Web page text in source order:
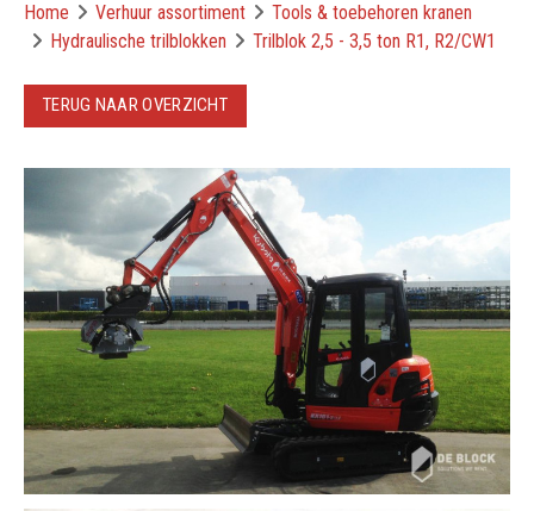
Home Verhuur assortiment
Tools & toebehoren kranen
Hydraulische trilblokken
Trilblok 2,5 - 3,5 ton R1, R2/CW1
TERUG NAAR OVERZICHT